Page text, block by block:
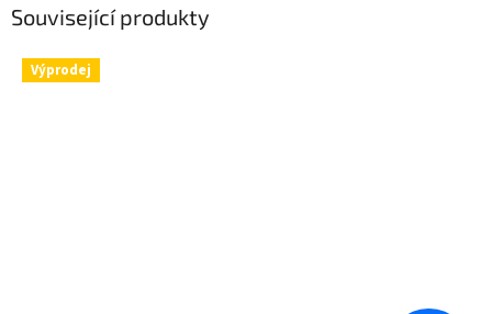
Související produkty
Výprodej